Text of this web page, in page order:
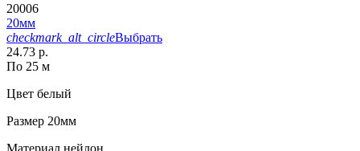
20006
20мм
checkmark_alt_circleВыбрать
24.73 р.
По 25 м
Цвет белый
Размер 20мм
Материал нейлон